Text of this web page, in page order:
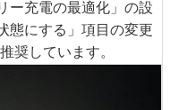
ー充電の最適化」の設
態にする」項目の変更
奨しています。